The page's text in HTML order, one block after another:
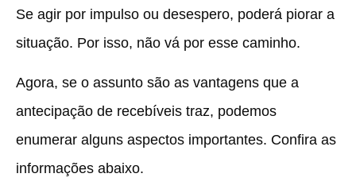
Se agir por impulso ou desespero, poderá piorar a
situação. Por isso, não vá por esse caminho.
Agora, se o assunto são as vantagens que a
antecipação de recebíveis traz, podemos
enumerar alguns aspectos importantes. Confira as
informações abaixo.